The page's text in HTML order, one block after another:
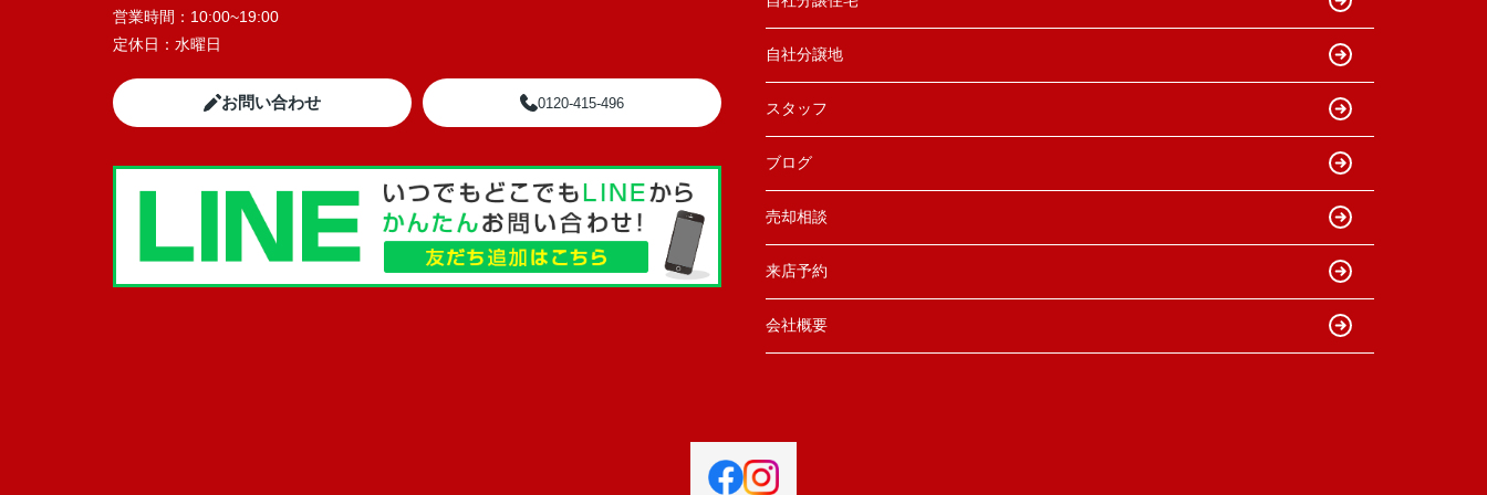
営業時間： 10:00~19:00
定休日： 水曜日
お問い合わせ 0120-415-496
自社分譲地
スタッフ
ブログ
売却相談
来店予約
会社概要